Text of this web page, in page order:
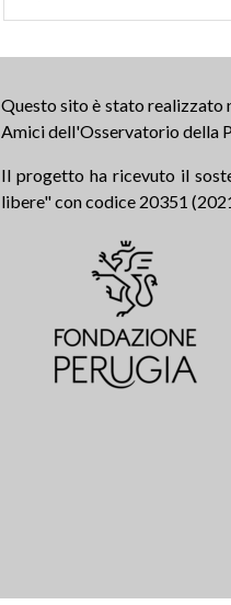
Questo sito è stato realizzato
Amici dell'Osservatorio della
Il progetto ha ricevuto il
libere" con codice 20351